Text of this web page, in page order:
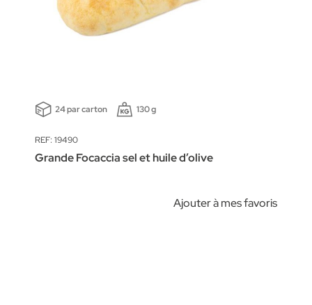
24 par carton 130 g
REF: 19490
Grande Focaccia sel et huile d’olive
Ajouter à mes favoris